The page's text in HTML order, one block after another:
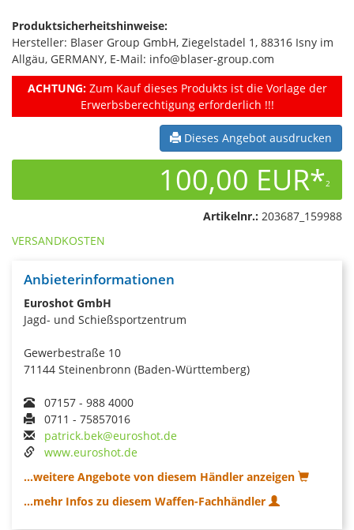
Produktsicherheitshinweise:
Hersteller: Blaser Group GmbH, Ziegelstadel 1, 88316 Isny im
Allgäu, GERMANY, E-Mail: info@blaser-group.com
ACHTUNG:Zum Kauf dieses Produkts ist die Vorlage der
Erwerbsberechtigung erforderlich !!!
Dieses Angebot ausdrucken
100,00 EUR*2
Artikelnr.: 203687_159988
VERSANDKOSTEN
Anbieterinformationen
Euroshot GmbH
Jagd- und Schießsportzentrum
Gewerbestraße 10
71144 Steinenbronn (Baden-Württemberg)
07157 - 988 4000
0711 - 75857016
patrick.bek@euroshot.de
www.euroshot.de
...weitere Angebote von diesem Händler anzeigen
...mehr Infos zu diesem Waffen-Fachhändler